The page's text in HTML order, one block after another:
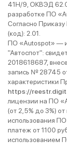
41Н/9, ОКВЭД
разработке ПО
Согласно
(код): 2.01.
ПО «Autospot» —
"Автоспот":
2018618687,
запись № 28745
характеристики
https://
лицензии на ПО
(от 2,5% до 3%)
использования
платеж от 1100
использованием